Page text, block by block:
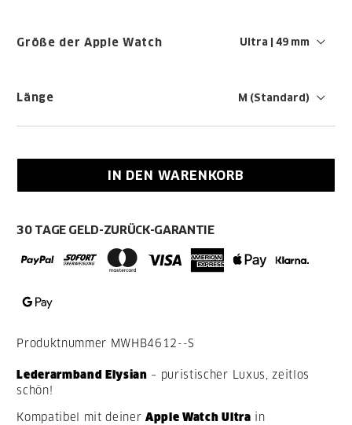
Größe der Apple Watch
Länge
IN DEN WARENKORB
30 TAGE GELD-ZURÜCK-GARANTIE
Produktnummer MWHB4612--S
Lederarmband Elysian – puristischer Luxus, zeitlos
schön!
Kompatibel mit deinerApple Watch Ultra in